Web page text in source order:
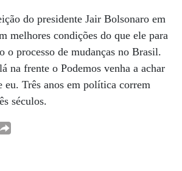
do presidente Jair Bolsonaro em
melhores condições do que ele para
o processo de mudanças no Brasil.
na frente o Podemos venha a achar
eu. Três anos em política correm
séculos.